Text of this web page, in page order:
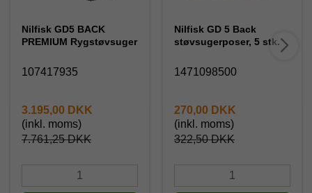
Nilfisk GD5 BACK
PREMIUM Rygstøvsuger
107417935
7.761,25 DKK
3.195,00 DKK
(inkl. moms)
Nilfisk GD 5 Back
støvsugerposer, 5 stk.
1471098500
322,50 DKK
270,00 DKK
(inkl. moms)